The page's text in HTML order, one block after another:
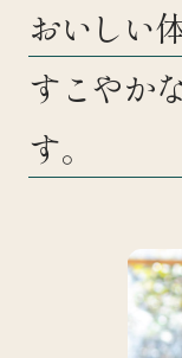
おいしい
すこやか
す。